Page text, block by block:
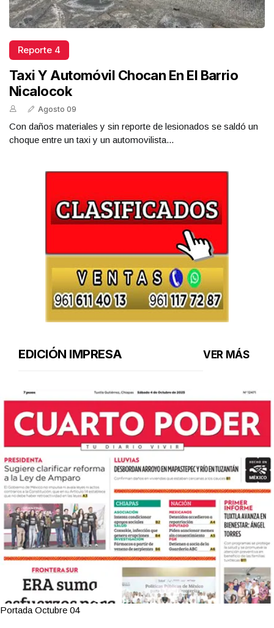
Reporte 4
Taxi Y Automóvil Chocan En El Barrio
Nicalocok
Agosto 09
Con daños materiales y sin reporte de lesionados se saldó un
choque entre un taxi y un automovilista...
EDICIÓN IMPRESA VER MÁS
Portada Octubre 04